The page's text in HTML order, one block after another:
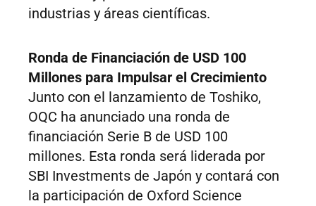
industrias y áreas científicas.
Ronda de Financiación de USD 100
Millones para Impulsar el Crecimiento
Junto con el lanzamiento de Toshiko,
OQC ha anunciado una ronda de
financiación Serie B de USD 100
millones. Esta ronda será liderada por
SBI Investments de Japón y contará con
la participación de Oxford Science